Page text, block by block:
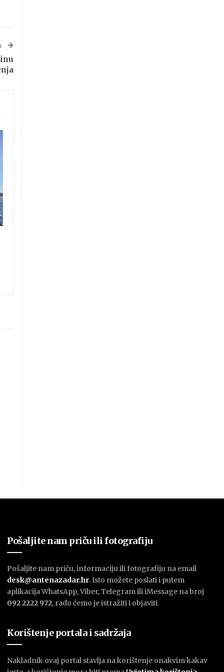
Pošaljite nam priču ili fotografiju
Pošaljite nam priču, informaciju ili fotografiju na email
desk@antenazadar.hr. Isto možete poslati i putem
aplikacija WhatsApp, Viber, Telegram ili iMessage na broj
092 2222 972, rado ćemo je istražiti i objaviti.
Korištenje portala i sadržaja
Nakladnik ovaj portal stavlja na korištenje onakvim kakav